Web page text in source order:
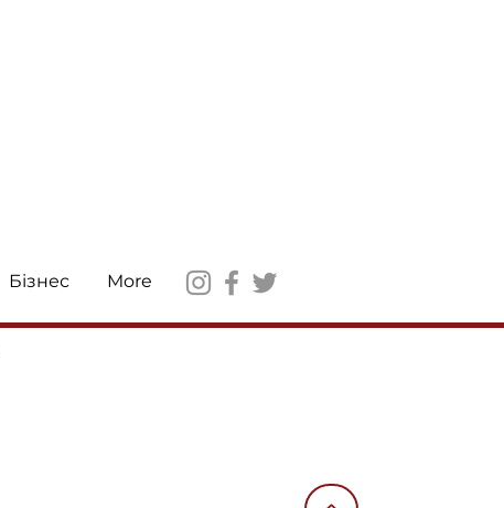
Бізнес More